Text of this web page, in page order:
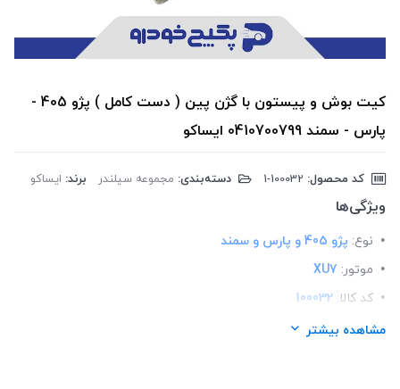
کیت بوش و پیستون با گژن پین ( دست کامل ) پژو 405 -
پارس - سمند 0410700799 ایساکو
کد محصول: دسته‌بندی: مجموعه سیلندر برند: ایساکو
ویژگی‌ها
نوع: پژو 405 و پارس و سمند
موتور: XU7
کد کالا: 100032
لیست محصولات:
مشاهده بیشتر